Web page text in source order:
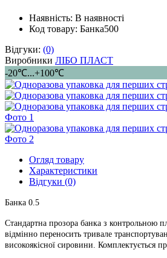
Наявність: В наявності
Код товару: Банка500
Відгуки: (0)
Виробники ЛІБО ПЛАСТ
-20℃...+100℃
Огляд товару
Характеристики
Відгуки (0)
Банка 0.5
Стандартна прозора банка з контрольною
відмінно переносить тривале
високоякісної сировини. Комплектується